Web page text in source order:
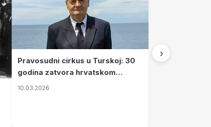
Pravosudni cirkus u Turskoj: 30
godina zatvora hrvatskom
kapetanu kojeg su sami pustili
10.03.2026
›